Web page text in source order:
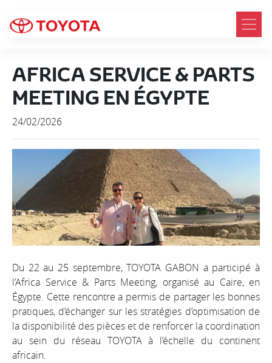
AFRICA SERVICE & PARTS
MEETING EN ÉGYPTE
24/02/2026
Du 22 au 25 septembre, TOYOTA GABON a participé à
l’Africa Service & Parts Meeting, organisé au Caire, en
Égypte. Cette rencontre a permis de partager les bonnes
pratiques, d’échanger sur les stratégies d’optimisation de
la disponibilité des pièces et de renforcer la coordination
au sein du réseau TOYOTA à l’échelle du continent
africain.